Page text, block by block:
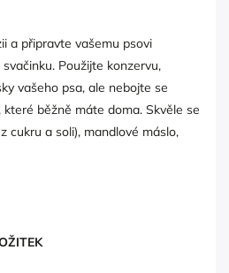
a připravte vašemu psovi
Použijte konzervu,
vašeho psa, ale nebojte se
běžně máte doma. Skvěle se
cukru a soli), mandlové máslo,